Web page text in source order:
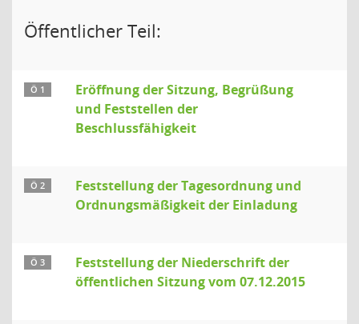
Öffentlicher Teil:
Ö 1
Eröffnung der Sitzung, Begrüßung
und Feststellen der
Beschlussfähigkeit
Ö 2
Feststellung der Tagesordnung und
Ordnungsmäßigkeit der Einladung
Ö 3
Feststellung der Niederschrift der
öffentlichen Sitzung vom 07.12.2015